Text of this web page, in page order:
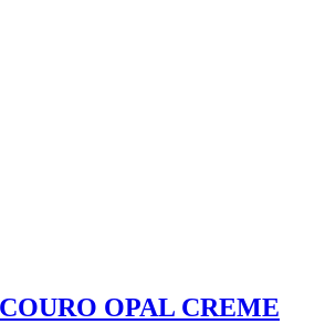
OPAL CREME